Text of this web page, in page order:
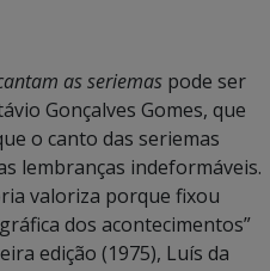
as seriemas pode ser
Gonçalves Gomes, que
o canto das seriemas
lembranças indeformáveis.
valoriza porque fixou
dos acontecimentos”
edição (1975), Luís da